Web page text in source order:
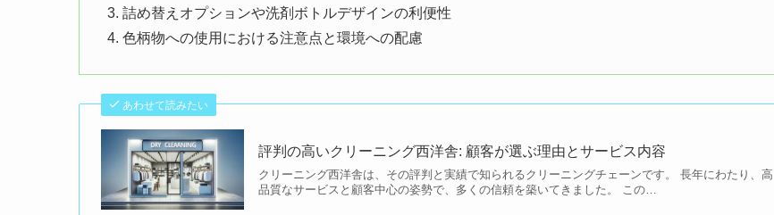
詰め替えオプションや洗剤ボトルデザインの利便性
色柄物への使用における注意点と環境への配慮
あわせて読みたい
評判の高いクリーニング西洋舎: 顧客が選ぶ理由とサービス内容
クリーニング西洋舎は、その評判と実績で知られるクリーニングチェーンです。 長年にわたり、高
品質なサービスと顧客中心の姿勢で、多くの信頼を築いてきました。 この…